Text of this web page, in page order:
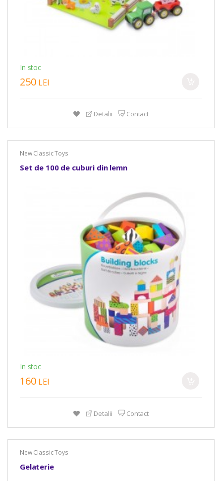
In stoc
250 LEI
Detalii Contact
New Classic Toys
Set de 100 de cuburi din lemn
In stoc
160 LEI
Detalii Contact
New Classic Toys
Gelaterie